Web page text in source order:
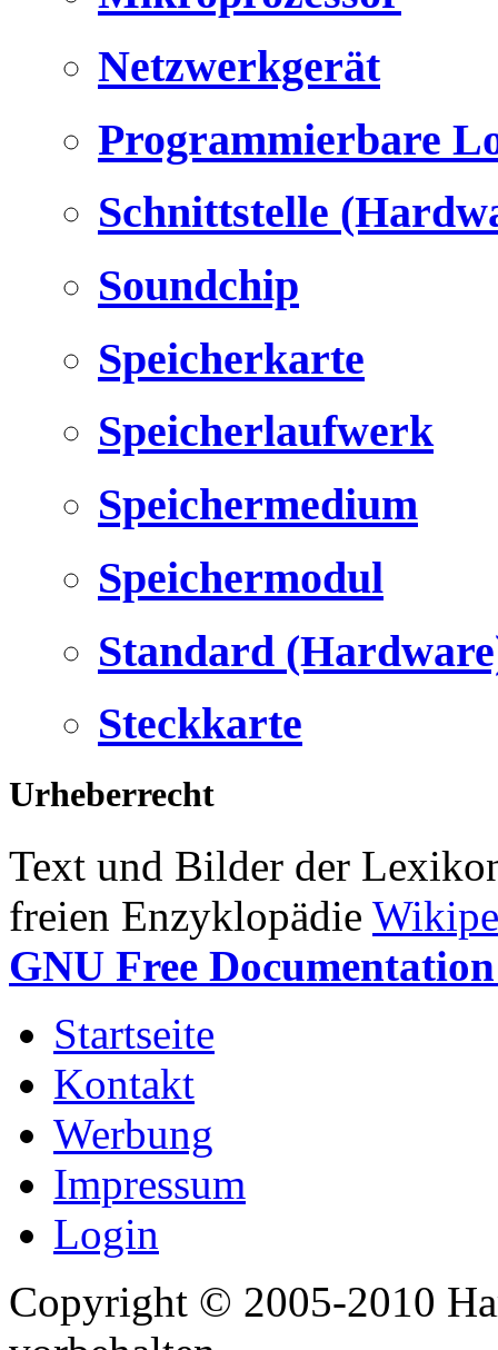
Netzwerkgerät
Programmierbare
Schnittstelle
Soundchip
Speicherkarte
Speicherlaufwerk
Speichermedium
Speichermodul
Standard
Steckkarte
Urheberrecht
Text und Bilder der
freien Enzyklopädie
GNU Free
Startseite
Kontakt
Werbung
Impressum
Login
Copyright © 2005-2010